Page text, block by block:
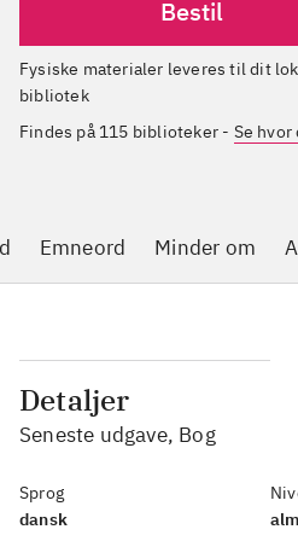
Bestil
Fysiske materialer leveres til dit lokale
bibliotek
Findes på 115 biblioteker - Se hvor
Emneord Minder om
Detaljer
Seneste udgave, Bog
Sprog
dansk